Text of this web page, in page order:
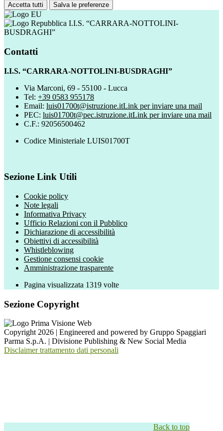
Accetta tutti Salva le preferenze
I.I.S. “CARRARA-NOTTOLINI-
BUSDRAGHI”
Contatti
I.I.S. “CARRARA-NOTTOLINI-BUSDRAGHI”
Via Marconi, 69 - 55100 - Lucca
Tel: +39 0583 955178
Email: luis01700t@istruzione.itLink per inviare una mail
PEC: luis01700t@pec.istruzione.itLink per inviare una mail
C.F.: 92056500462
Codice Ministeriale LUIS01700T
Sezione Link Utili
Cookie policy
Note legali
Informativa Privacy
Ufficio Relazioni con il Pubblico
Dichiarazione di accessibilità
Obiettivi di accessibilità
Whistleblowing
Gestione consensi cookie
Amministrazione trasparente
Pagina visualizzata 1319 volte
Sezione Copyright
Copyright 2026 | Engineered and powered by Gruppo Spaggiari
Parma S.p.A. | Divisione Publishing & New Social Media
Disclaimer trattamento dati personali
Back to top